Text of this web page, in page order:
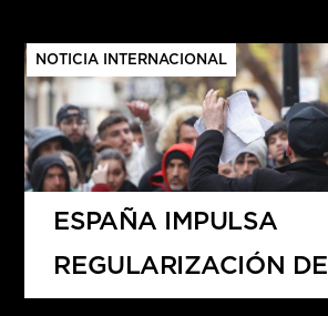
NOTICIA INTERNACIONAL
ESPAÑA IMPULSA
REGULARIZACIÓN DE